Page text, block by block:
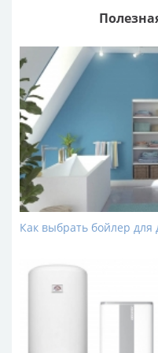
Атлантик
Внешний бак
окрашен
свой цвет и не
бак от негативных
Высокоплотная
изоляция снижает
сохранить теплой
от чрезмерного
Внутренний бак
присутствуют
Медный ТЭН
(быстрее нагревает
влиянию примесей
Анод, из
влияние
Как выбрать бойлер